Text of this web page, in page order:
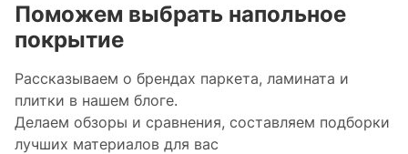
Поможем выбрать напольное
покрытие
Рассказываем о брендах паркета, ламината и
плитки в нашем блоге.
Делаем обзоры и сравнения, составляем подборки
лучших материалов для вас